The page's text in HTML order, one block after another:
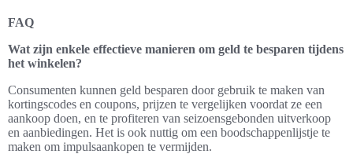
FAQ
Wat zijn enkele effectieve manieren om geld te besparen tijdens
het winkelen?
Consumenten kunnen geld besparen door gebruik te maken van
kortingscodes en coupons, prijzen te vergelijken voordat ze een
aankoop doen, en te profiteren van seizoensgebonden uitverkoop
en aanbiedingen. Het is ook nuttig om een boodschappenlijstje te
maken om impulsaankopen te vermijden.